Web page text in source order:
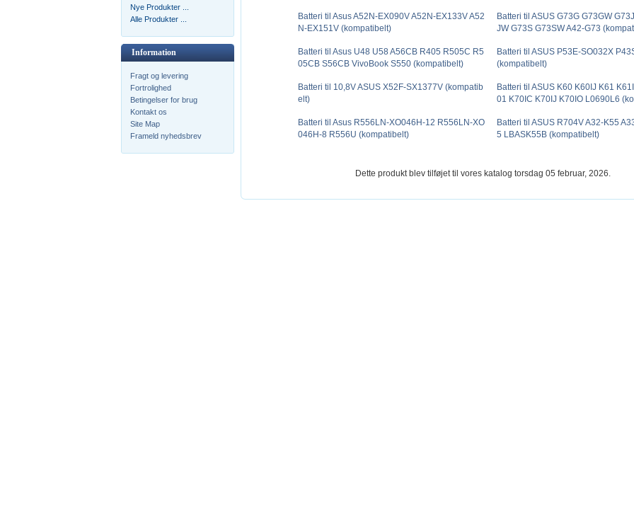
Nye Produkter ...
Alle Produkter ...
Information
Fragt og levering
Fortrolighed
Betingelser for brug
Kontakt os
Site Map
Frameld nyhedsbrev
Batteri til Asus A52N-EX090V A52N-EX133V A52
N-EX151V (kompatibelt)
Batteri til ASUS G73G G73GW
JW G73S G73SW A42-G73
Batteri til Asus U48 U58 A56CB R405 R505C R5
05CB S56CB VivoBook S550 (kompatibelt)
Batteri til ASUS P53E-SO032X
(kompatibelt)
Batteri til 10,8V ASUS X52F-SX1377V (kompatib
elt)
Batteri til ASUS K60 K60IJ K61
01 K70IC K70IJ K70IO L0690L6
Batteri til Asus R556LN-XO046H-12 R556LN-XO
046H-8 R556U (kompatibelt)
Batteri til ASUS R704V A32-K55
5 LBASK55B (kompatibelt)
Dette produkt blev tilføjet til vores katalog torsdag 05 februar, 2026.